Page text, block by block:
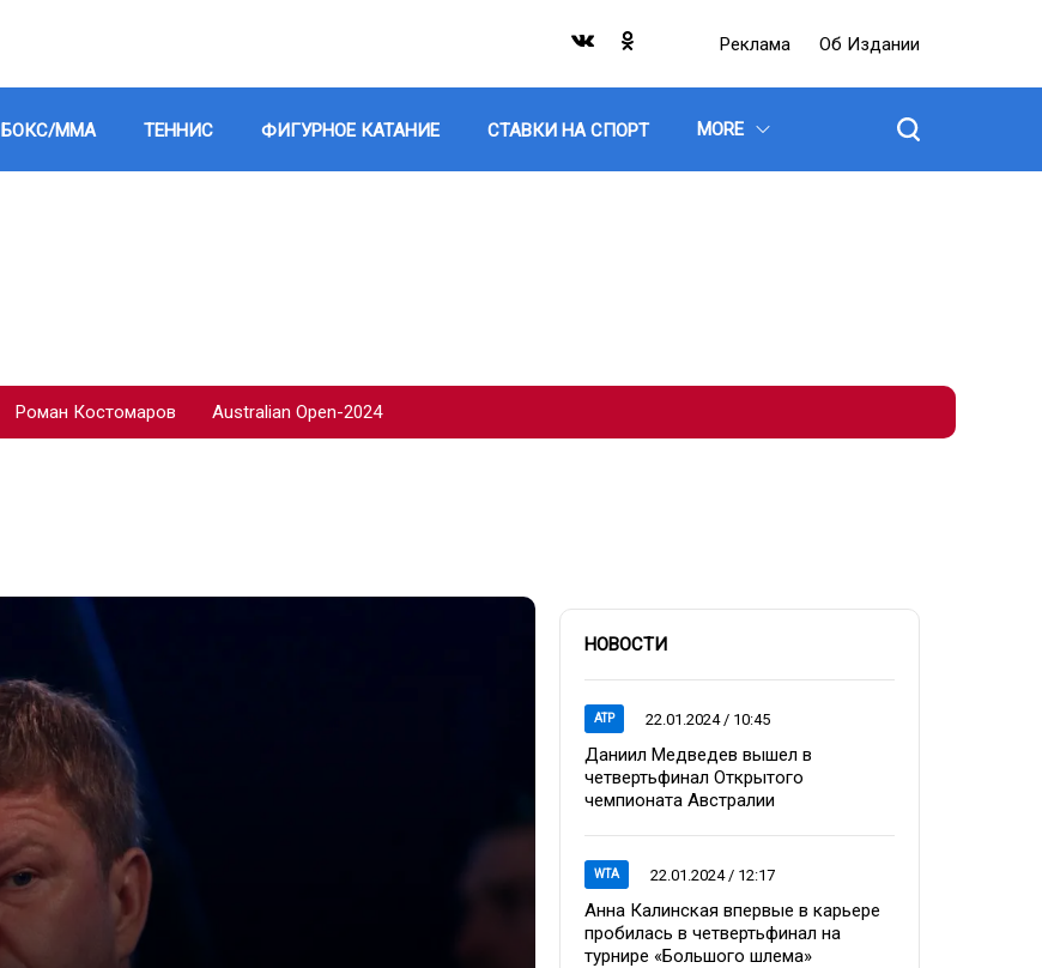
Реклама Об Издании
БОКС/ММА ТЕННИС ФИГУРНОЕ КАТАНИЕ СТАВКИ НА СПОРТ MORE
Роман Костомаров Australian Open-2024
НОВОСТИ
ATP 22.01.2024 / 10:45
Даниил Медведев вышел в
четвертьфинал Открытого
чемпионата Австралии
WTA 22.01.2024 / 12:17
Анна Калинская впервые в карьере
пробилась в четвертьфинал на
турнире «Большого шлема»